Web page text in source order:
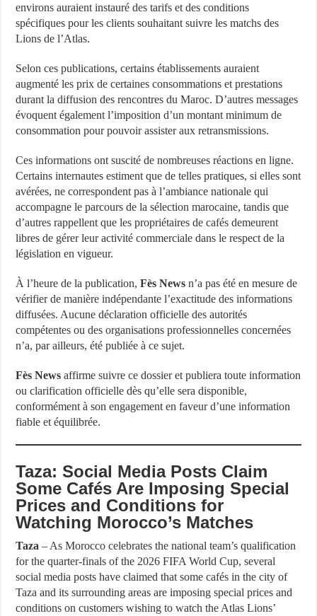
environs auraient instauré des tarifs et des conditions
spécifiques pour les clients souhaitant suivre les matchs des
Lions de l’Atlas.
Selon ces publications, certains établissements auraient
augmenté les prix de certaines consommations et prestations
durant la diffusion des rencontres du Maroc. D’autres messages
évoquent également l’imposition d’un montant minimum de
consommation pour pouvoir assister aux retransmissions.
Ces informations ont suscité de nombreuses réactions en ligne.
Certains internautes estiment que de telles pratiques, si elles sont
avérées, ne correspondent pas à l’ambiance nationale qui
accompagne le parcours de la sélection marocaine, tandis que
d’autres rappellent que les propriétaires de cafés demeurent
libres de gérer leur activité commerciale dans le respect de la
législation en vigueur.
À l’heure de la publication,Fès News n’a pas été en mesure de
vérifier de manière indépendante l’exactitude des informations
diffusées. Aucune déclaration officielle des autorités
compétentes ou des organisations professionnelles concernées
n’a, par ailleurs, été publiée à ce sujet.
Fès News affirme suivre ce dossier et publiera toute information
ou clarification officielle dès qu’elle sera disponible,
conformément à son engagement en faveur d’une information
fiable et équilibrée.
Taza: Social Media Posts Claim
Some Cafés Are Imposing Special
Prices and Conditions for
Watching Morocco’s Matches
Taza – As Morocco celebrates the national team’s qualification
for the quarter-finals of the 2026 FIFA World Cup, several
social media posts have claimed that some cafés in the city of
Taza and its surrounding areas are imposing special prices and
conditions on customers wishing to watch the Atlas Lions’